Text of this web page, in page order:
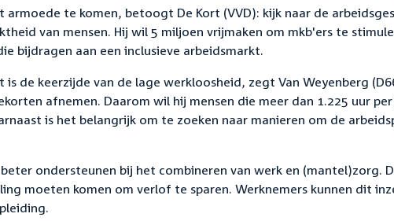
armoede te komen, betoogt De Kort (VVD): kijk naar de
van mensen. Hij wil 5 miljoen vrijmaken om mkb'ers te
bijdragen aan een inclusieve arbeidsmarkt.
de keerzijde van de lage werkloosheid, zegt Van Weyenberg
afnemen. Daarom wil hij mensen die meer dan 1.225 uur
is het belangrijk om te zoeken naar manieren om de
ondersteunen bij het combineren van werk en (mantel)zorg.
moeten komen om verlof te sparen. Werknemers kunnen dit